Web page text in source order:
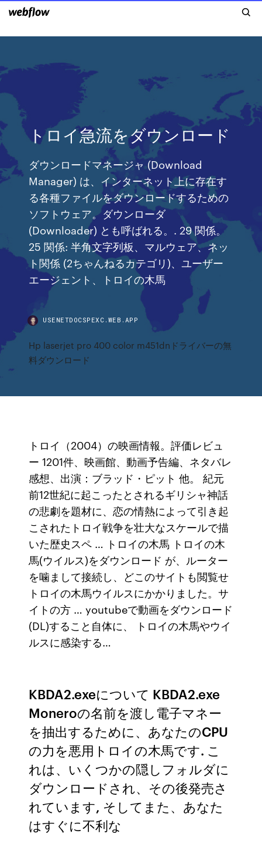
トロイ急流をダウンロード
ダウンロードマネージャ (Download
Manager) は、インターネット上に存在す
る各種ファイルをダウンロードするための
ソフトウェア。ダウンローダ
(Downloader) とも呼ばれる。. 29 関係。
25 関係: 半角文字列板、マルウェア、ネッ
ト関係 (2ちゃんねるカテゴリ)、ユーザー
エージェント、トロイの木馬
USENETDOCSPEXC.WEB.APP
Hp laserjet pro 400 color m451dnドライバーの無
料ダウンロード
トロイ（2004）の映画情報。評価レビュ
ー 1201件、映画館、動画予告編、ネタバレ
感想、出演：ブラッド・ピット 他。 紀元
前12世紀に起こったとされるギリシャ神話
の悲劇を題材に、恋の情熱によって引き起
こされたトロイ戦争を壮大なスケールで描
いた歴史スペ … トロイの木馬 トロイの木
馬(ウイルス)をダウンロード が、ルーター
を噛まして接続し、どこのサイトも閲覧せ
トロイの木馬ウイルスにかかりました。サ
イトの方 … youtubeで動画をダウンロード
(DL)すること自体に、 トロイの木馬やウイ
ルスに感染する…
KBDA2.exeについて KBDA2.exe
Moneroの名前を渡し電子マネー
を抽出するために、あなたのCPU
の力を悪用トロイの木馬です. こ
れは、いくつかの隠しフォルダに
ダウンロードされ、その後発売さ
れています, そしてまた、あなた
はすぐに不利な